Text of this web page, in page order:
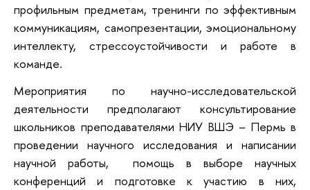
профильным предметам, тренинги по эффективным
коммуникациям, самопрезентации, эмоциональному
интеллекту, стрессоустойчивости и работе в
команде.
Мероприятия по научно-исследовательской
деятельности предполагают консультирование
школьников преподавателями НИУ ВШЭ – Пермь в
проведении научного исследования и написании
научной работы, помощь в выборе научных
конференций и подготовке к участию в них,